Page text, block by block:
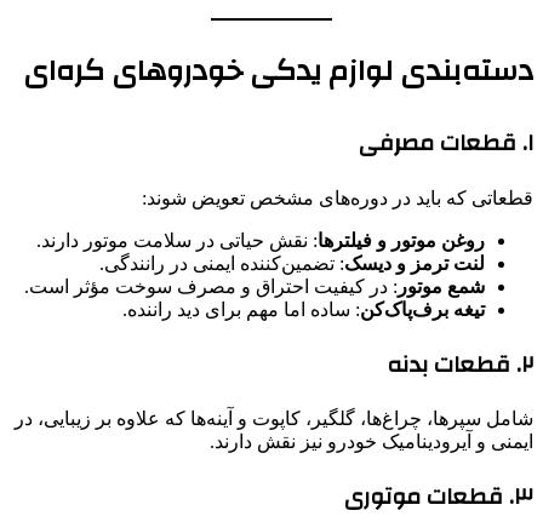
دسته‌بندی لوازم یدکی خودروهای کره‌ای
۱. قطعات مصرفی
قطعاتی که باید در دوره‌های مشخص تعویض شوند:
روغن موتور و فیلترها: نقش حیاتی در سلامت موتور دارند.
لنت ترمز و دیسک: تضمین‌کننده ایمنی در رانندگی.
شمع موتور : در کیفیت احتراق و مصرف سوخت مؤثر است.
تیغه برف‌پاک‌کن: ساده اما مهم برای دید راننده.
۲. قطعات بدنه
شامل سپرها، چراغ‌ها، گلگیر، کاپوت و آینه‌ها که علاوه بر زیبایی، در
ایمنی و آیرودینامیک خودرو نیز نقش دارند.
۳. قطعات موتوری